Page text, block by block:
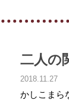
二人の
2018.11.27
かしこまら